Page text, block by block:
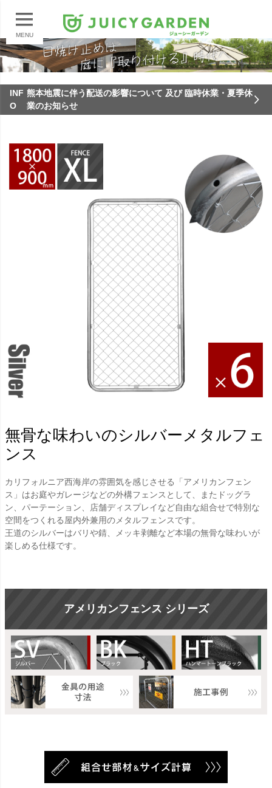
MENU
INF
O
熊本地震に伴う配送の影響について 及び 臨時休業・夏季休
業のお知らせ
無骨な味わいのシルバーメタルフェ
ンス
カリフォルニア西海岸の雰囲気を感じさせる「アメリカンフェン
ス」はお庭やガレージなどの外構フェンスとして、またドッグラ
ン、パーテーション、店舗ディスプレイなど自由な組合せで特別な
空間をつくれる屋内外兼用のメタルフェンスです。
王道のシルバーはバリや錆、メッキ剥離など本場の無骨な味わいが
楽しめる仕様です。
アメリカンフェンス シリーズ